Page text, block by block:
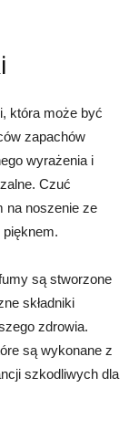
która może być
zapachów
wyrażenia i
Czuć
na noszenie ze
pięknem.
są stworzone
składniki
zdrowia.
są wykonane z
szkodliwych dla